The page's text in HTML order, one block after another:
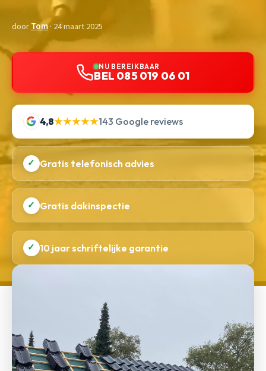
doorTom· 24 maart 2025
NU BEREIKBAAR
BEL 085 019 06 01
4,8★★★★★143 Google reviews
✓ Gratis telefonisch advies
✓ Gratis dakinspectie
✓ 10 jaar schriftelijke garantie